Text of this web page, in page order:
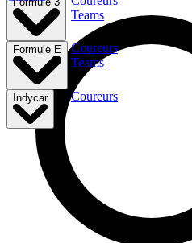
Teams
Formule E
Coureurs
Teams
Indycar Coureurs